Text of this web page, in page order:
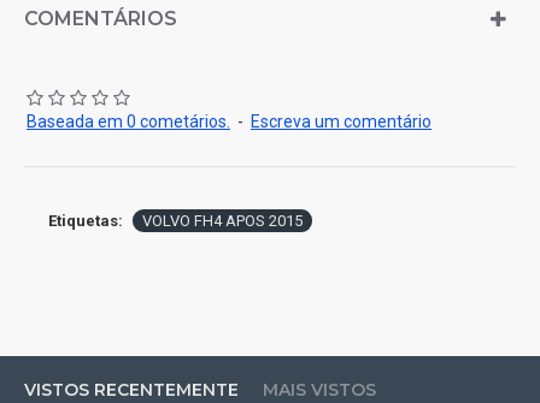
COMENTÁRIOS
Baseada em 0 cometários. - Escreva um comentário
Etiquetas: VOLVO FH4 APOS 2015
VISTOS RECENTEMENTE MAIS VISTOS